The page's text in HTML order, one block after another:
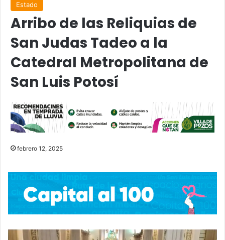
Estado
Arribo de las Reliquias de
San Judas Tadeo a la
Catedral Metropolitana de
San Luis Potosí
febrero 12, 2025